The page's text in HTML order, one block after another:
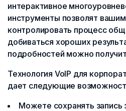
интерактивное
инструменты позволят
контролировать процесс
добиваться хороших
подробностей можно
Технология VoIP для
дает следующие
Можете сохранять запись